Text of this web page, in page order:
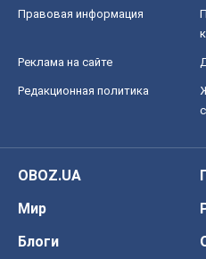
Правовая информация
Реклама на сайте
Редакционная политика
OBOZ.UA
Мир
Блоги